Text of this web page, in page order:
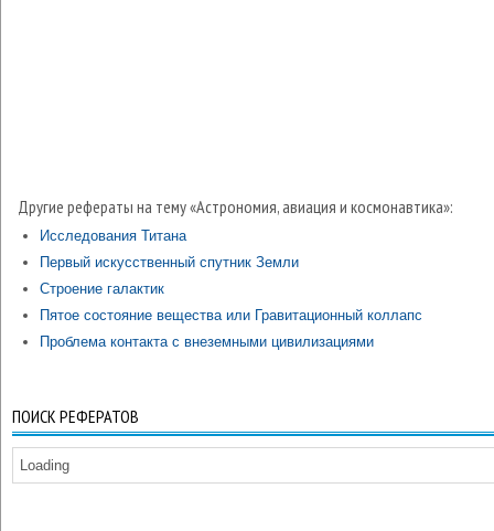
Другие рефераты на тему «Астрономия, авиация и космонавтика»:
Исследования Титана
Первый искусственный спутник Земли
Строение галактик
Пятое состояние вещества или Гравитационный коллапс
Проблема контакта с внеземными цивилизациями
ПОИСК РЕФЕРАТОВ
Loading